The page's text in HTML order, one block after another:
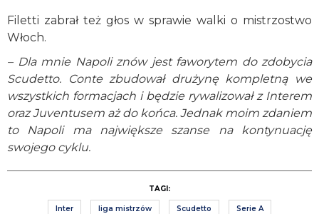
Filetti zabrał też głos w sprawie walki o mistrzostwo
Włoch.
– Dla mnie Napoli znów jest faworytem do zdobycia
Scudetto. Conte zbudował drużynę kompletną we
wszystkich formacjach i będzie rywalizował z Interem
oraz Juventusem aż do końca. Jednak moim zdaniem
to Napoli ma największe szanse na kontynuację
swojego cyklu.
TAGI:
Inter liga mistrzów Scudetto Serie A